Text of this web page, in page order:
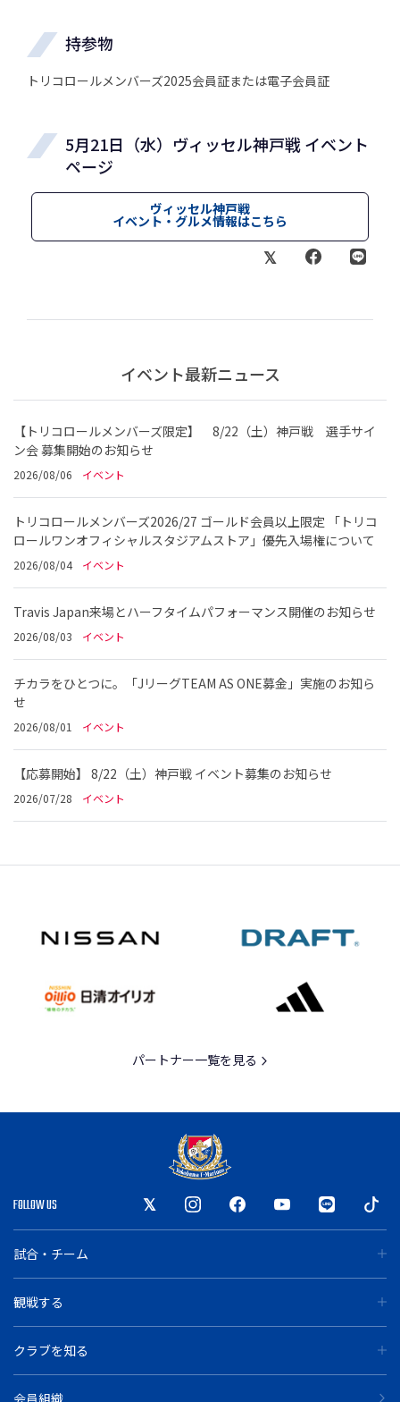
持参物
トリコロールメンバーズ2025会員証または電子会員証
5月21日（水）ヴィッセル神戸戦 イベント
ページ
ヴィッセル神戸戦
イベント・グルメ情報はこちら
イベント最新ニュース
【トリコロールメンバーズ限定】 8/22（土）神戸戦 選手サイ
ン会 募集開始のお知らせ
2026/08/06 イベント
トリコロールメンバーズ2026/27 ゴールド会員以上限定 「トリコ
ロールワンオフィシャルスタジアムストア」優先入場権について
2026/08/04 イベント
Travis Japan来場とハーフタイムパフォーマンス開催のお知らせ
2026/08/03 イベント
チカラをひとつに。「JリーグTEAM AS ONE募金」実施のお知ら
せ
2026/08/01 イベント
【応募開始】 8/22（土）神戸戦 イベント募集のお知らせ
2026/07/28 イベント
パートナー一覧を見る
FOLLOW US
試合・チーム
観戦する
クラブを知る
会員組織